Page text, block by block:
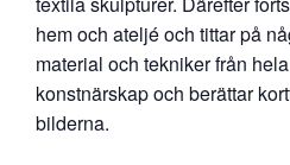
hem och ateljé och tittar på
material och tekniker från
konstnärskap och berättar
bilderna.